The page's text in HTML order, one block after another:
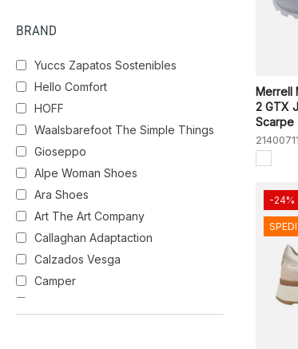
MULTI CANDY
BRAND
Yuccs Zapatos Sostenibles
Hello Comfort
HOFF
Waalsbarefoot The Simple Things
Gioseppo
Alpe Woman Shoes
Ara Shoes
Art The Art Company
Callaghan Adaptaction
Calzados Vesga
Camper
Merrell
2 GTX
Scarpe
21400711
-24%